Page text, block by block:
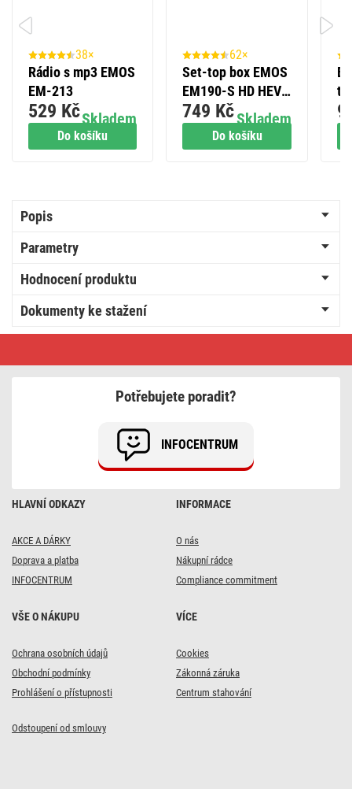
Do košíku
38×
Rádio s mp3 EMOS
EM-213
Skladem
529 Kč
Do košíku
62×
Set-top box EMOS
EM190-S HD HEVC
H265 (DVB-T2)
Skladem
749 Kč
Popis
Parametry
Hodnocení produktu
Dokumenty ke stažení
HLAVNÍ ODKAZY
AKCE A DÁRKY
Doprava a platba
INFOCENTRUM
INFORMACE
O nás
Nákupní rádce
Compliance commitment
VŠE O NÁKUPU
Ochrana osobních údajů
Obchodní podmínky
Prohlášení o přístupnosti
VÍCE
Cookies
Zákonná záruka
Centrum stahování
Odstoupení od smlouvy
Potřebujete poradit?
INFOCENTRUM